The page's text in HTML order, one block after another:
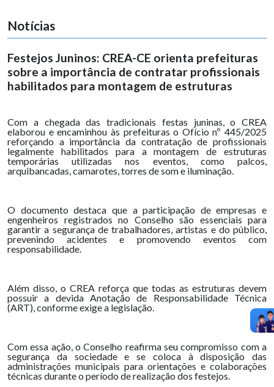
Notícias
Festejos Juninos: CREA-CE orienta prefeituras
sobre a importância de contratar profissionais
habilitados para montagem de estruturas
Com a chegada das tradicionais festas juninas, o CREA
elaborou e encaminhou às prefeituras o Ofício nº 445/2025
reforçando a importância da contratação de profissionais
legalmente habilitados para a montagem de estruturas
temporárias utilizadas nos eventos, como palcos,
arquibancadas, camarotes, torres de som e iluminação.
O documento destaca que a participação de empresas e
engenheiros registrados no Conselho são essenciais para
garantir a segurança de trabalhadores, artistas e do público,
prevenindo acidentes e promovendo eventos com
responsabilidade.
Além disso, o CREA reforça que todas as estruturas devem
possuir a devida Anotação de Responsabilidade Técnica
(ART), conforme exige a legislação.
Com essa ação, o Conselho reafirma seu compromisso com a
segurança da sociedade e se coloca à disposição das
administrações municipais para orientações e colaborações
técnicas durante o período de realização dos festejos.